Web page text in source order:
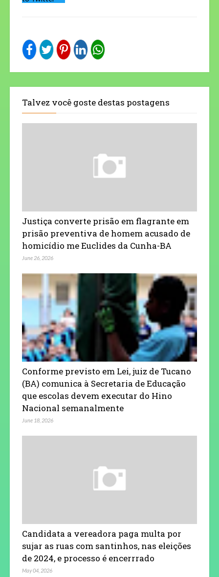
Talvez você goste destas postagens
Justiça converte prisão em flagrante em
prisão preventiva de homem acusado de
homicídio me Euclides da Cunha-BA
June 26, 2026
Conforme previsto em Lei, juiz de Tucano
(BA) comunica à Secretaria de Educação
que escolas devem executar do Hino
Nacional semanalmente
June 18, 2026
Candidata a vereadora paga multa por
sujar as ruas com santinhos, nas eleições
de 2024, e processo é encerrrado
May 04, 2026